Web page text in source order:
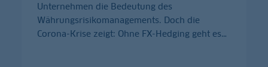
Unternehmen die Bedeutung des
Währungsrisikomanagements. Doch die
Corona-Krise zeigt: Ohne FX-Hedging geht es…